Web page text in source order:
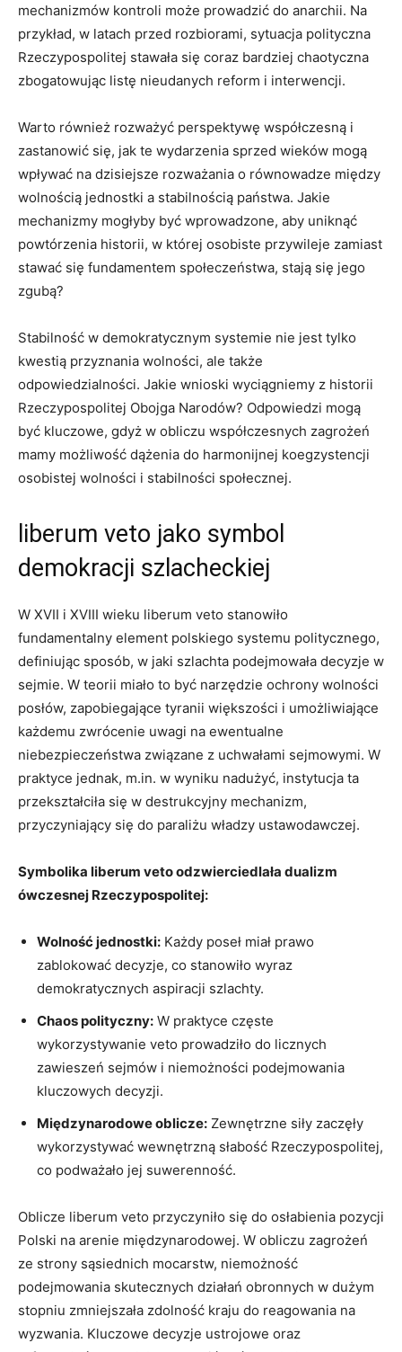
mechanizmów kontroli może prowadzić do anarchii. Na
przykład,‍ w latach przed rozbiorami, sytuacja ⁢polityczna
Rzeczypospolitej stawała się coraz bardziej chaotyczna‍
zbogatowując ⁤listę nieudanych ​reform i‌ interwencji.
Warto również⁣ rozważyć perspektywę współczesną‌ i
zastanowić się, jak‍ te wydarzenia sprzed⁤ wieków mogą
wpływać na dzisiejsze⁣ rozważania o równowadze między
wolnością jednostki a stabilnością państwa. Jakie
mechanizmy mogłyby⁢ być wprowadzone, ⁣aby uniknąć
powtórzenia⁢ historii, w której osobiste przywileje zamiast
stawać się fundamentem społeczeństwa,‌ stają się jego
zgubą?
Stabilność ‍w demokratycznym systemie nie jest tylko
kwestią ‌przyznania‌ wolności, ale także
odpowiedzialności. Jakie wnioski wyciągniemy ​z historii
Rzeczypospolitej Obojga Narodów? Odpowiedzi ⁤mogą
być kluczowe, gdyż w obliczu współczesnych zagrożeń
mamy możliwość ⁣dążenia do harmonijnej koegzystencji
osobistej‍ wolności i⁢ stabilności‍ społecznej.
liberum veto jako symbol
demokracji szlacheckiej
W XVII⁤ i XVIII wieku liberum ‌veto stanowiło
fundamentalny element polskiego⁢ systemu politycznego,
definiując sposób, w jaki szlachta podejmowała decyzje w
sejmie. ‌W teorii miało to ⁣być narzędzie ochrony wolności​
posłów, zapobiegające tyranii większości ⁢i umożliwiające
każdemu ⁤zwrócenie‌ uwagi⁤ na ​ewentualne⁢
niebezpieczeństwa‌ związane z uchwałami sejmowymi. W
praktyce jednak,⁣ m.in. w wyniku nadużyć, instytucja ta
przekształciła się w destrukcyjny mechanizm,
przyczyniający⁣ się do paraliżu władzy ustawodawczej.
Symbolika liberum veto ⁢odzwierciedlała‌ dualizm
ówczesnej Rzeczypospolitej:
Wolność jednostki: Każdy poseł miał prawo
zablokować decyzje, co stanowiło ⁣wyraz
demokratycznych aspiracji szlachty.
Chaos polityczny: W praktyce częste
wykorzystywanie veto‌ prowadziło do licznych
zawieszeń sejmów i niemożności podejmowania
kluczowych‍ decyzji.
Międzynarodowe oblicze: Zewnętrzne siły zaczęły​
wykorzystywać wewnętrzną słabość ‍Rzeczypospolitej,
co‍ podważało jej suwerenność.
Oblicze liberum veto przyczyniło się do osłabienia pozycji
Polski na ​arenie międzynarodowej. W obliczu zagrożeń
ze strony sąsiednich mocarstw, niemożność
podejmowania skutecznych działań obronnych⁢ w dużym
stopniu zmniejszała zdolność kraju do ⁤reagowania na
wyzwania. Kluczowe decyzje ustrojowe⁣ oraz